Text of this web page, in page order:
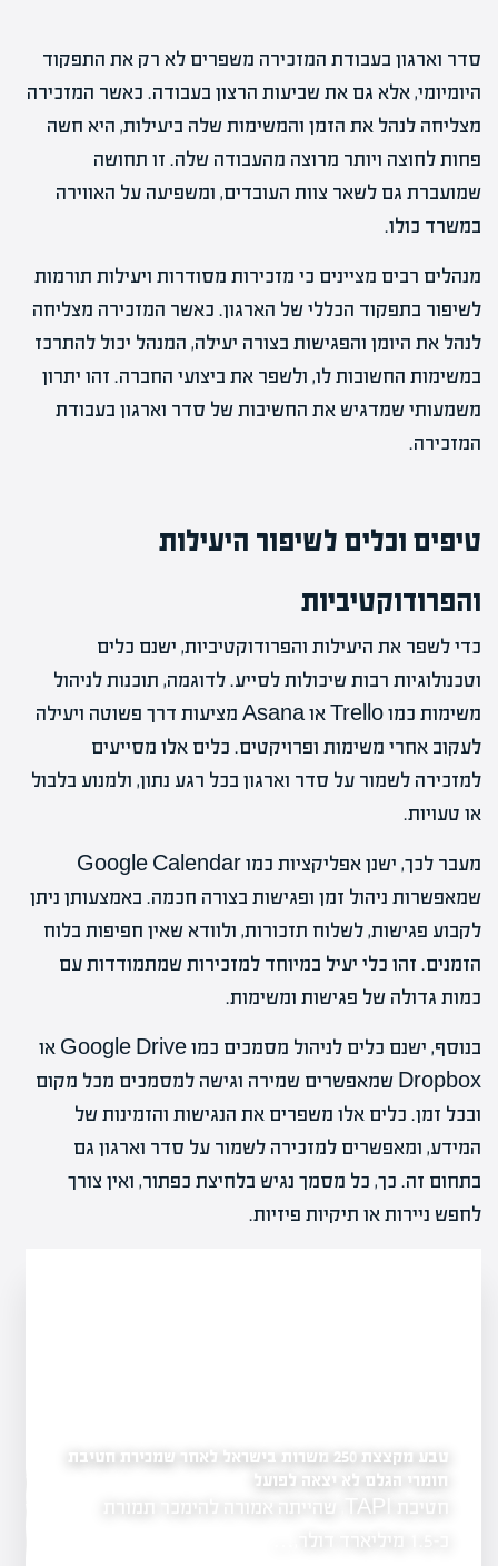
סדר וארגון בעבודת המזכירה משפרים לא רק את התפקוד
היומיומי, אלא גם את שביעות הרצון בעבודה. כאשר המזכירה
מצליחה לנהל את הזמן והמשימות שלה ביעילות, היא חשה
פחות לחוצה ויותר מרוצה מהעבודה שלה. זו תחושה
שמועברת גם לשאר צוות העובדים, ומשפיעה על האווירה
במשרד כולו.
מנהלים רבים מציינים כי מזכירות מסודרות ויעילות תורמות
לשיפור בתפקוד הכללי של הארגון. כאשר המזכירה מצליחה
לנהל את היומן והפגישות בצורה יעילה, המנהל יכול להתרכז
במשימות החשובות לו, ולשפר את ביצועי החברה. זהו יתרון
משמעותי שמדגיש את החשיבות של סדר וארגון בעבודת
המזכירה.
טיפים וכלים לשיפור היעילות
והפרודוקטיביות
כדי לשפר את היעילות והפרודוקטיביות, ישנם כלים
וטכנולוגיות רבות שיכולות לסייע. לדוגמה, תוכנות לניהול
משימות כמו Trello או Asana מציעות דרך פשוטה ויעילה
לעקוב אחרי משימות ופרויקטים. כלים אלו מסייעים
למזכירה לשמור על סדר וארגון בכל רגע נתון, ולמנוע בלבול
או טעויות.
מעבר לכך, ישנן אפליקציות כמו Google Calendar
שמאפשרות ניהול זמן ופגישות בצורה חכמה. באמצעותן ניתן
לקבוע פגישות, לשלוח תזכורות, ולוודא שאין חפיפות בלוח
הזמנים. זהו כלי יעיל במיוחד למזכירות שמתמודדות עם
כמות גדולה של פגישות ומשימות.
בנוסף, ישנם כלים לניהול מסמכים כמו Google Drive או
Dropbox שמאפשרים שמירה וגישה למסמכים מכל מקום
ובכל זמן. כלים אלו משפרים את הנגישות והזמינות של
המידע, ומאפשרים למזכירה לשמור על סדר וארגון גם
בתחום זה. כך, כל מסמך נגיש בלחיצת כפתור, ואין צורך
לחפש ניירות או תיקיות פיזיות.
חדשה
כאחד,
טבע מקצצת 250 משרות בישראל לאחר שמכירת חטיבת
חומרי הגלם לא יצאה לפועל
חטיבת TAPI, שהייתה אמורה להימכר תמורת